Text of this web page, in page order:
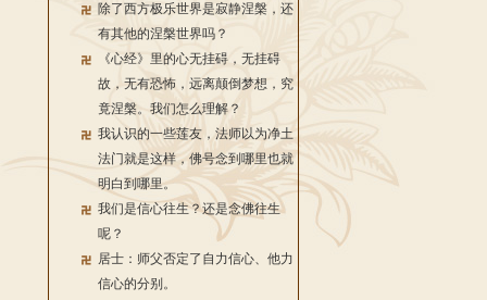
除了西方极乐世界是寂静涅槃，还
有其他的涅槃世界吗？
《心经》里的心无挂碍，无挂碍
故，无有恐怖，远离颠倒梦想，究
竟涅槃。我们怎么理解？
我认识的一些莲友，法师以为净土
法门就是这样，佛号念到哪里也就
明白到哪里。
我们是信心往生？还是念佛往生
呢？
居士：师父否定了自力信心、他力
信心的分别。